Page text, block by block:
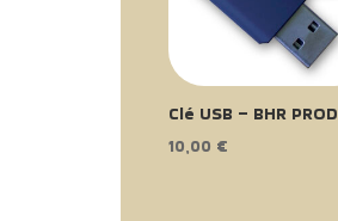
Clé USB – BHR PROD
10,00 €